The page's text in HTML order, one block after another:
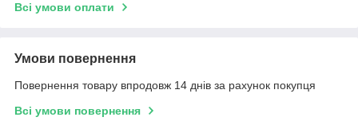
Всі умови оплати
Умови повернення
Повернення товару впродовж 14 днів за рахунок покупця
Всі умови повернення